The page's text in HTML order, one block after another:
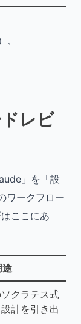
、
レビ
」を「設
ワークフロー
ここにあ
途
クラテス式
計を引き出